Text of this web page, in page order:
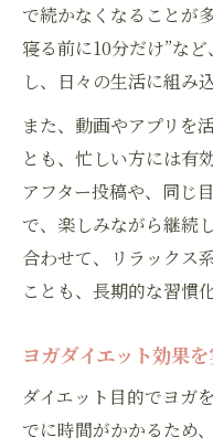
で続かなくなることが
寝る前に10分だけ”な
し、日々の生活に組み
また、動画やアプリを
とも、忙しい方には有
アフター投稿や、同じ
で、楽しみながら継続
合わせて、リラックス
ことも、長期的な習慣
ヨガダイエット効果
ダイエット目的でヨガ
でに時間がかかるため